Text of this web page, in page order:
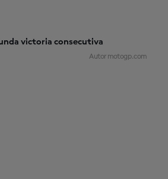
victoria consecutiva
Autor motogp.com